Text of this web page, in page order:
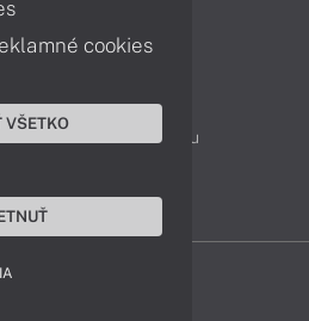
Kontakty
Obchodné oddelenie
Reklamácia tovaru
cookies
VŠETKO